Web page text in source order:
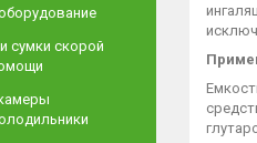
сумки скорой